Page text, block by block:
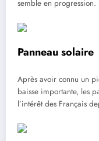
semble en progression.
Panneau solaire
Après avoir connu un
baisse importante, les
l’intérêt des Français